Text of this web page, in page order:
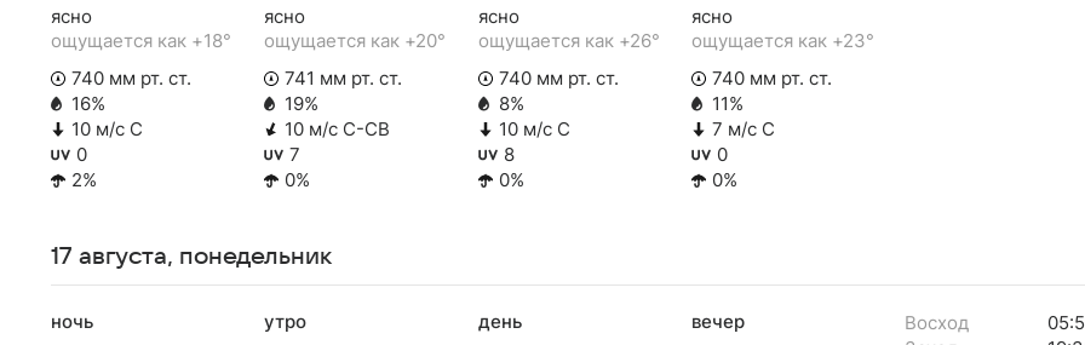
ясно
ощущается как +18°
740 мм рт. ст.
16%
10 м/с С
0
2%
ясно
ощущается как +20°
741 мм рт. ст.
19%
10 м/с С-СВ
7
0%
ясно
ощущается как +26°
740 мм рт. ст.
8%
10 м/с С
8
0%
ясно
ощущается как +23°
740 мм рт. ст.
11%
7 м/с С
0
0%
17 августа, понедельник
ночь утро день вечер Восход